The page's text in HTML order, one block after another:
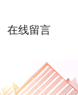
在线留言